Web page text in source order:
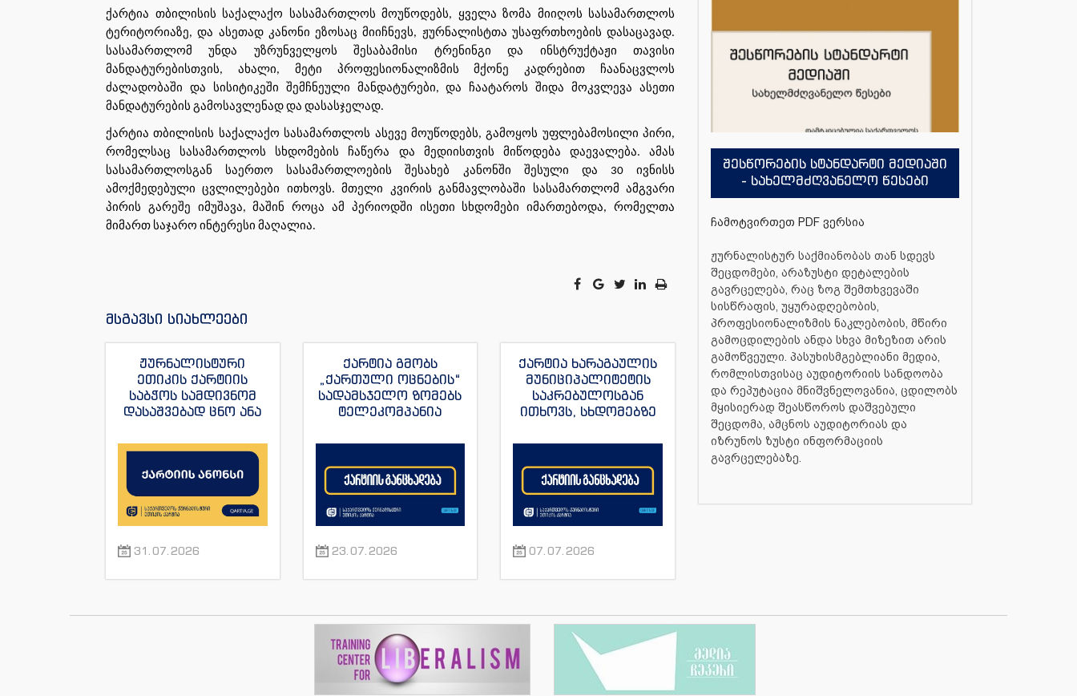
ქარტია თბილისის საქალაქო სასამართლოს მოუწოდებს, ყველა ზომა მიიღოს სასამართლოს
ტერიტორიაზე, და ასეთად კანონი ეზოსაც მიიჩნევს, ჟურნალისტთა უსაფრთხოების დასაცავად.
სასამართლომ უნდა უზრუნველყოს შესაბამისი ტრენინგი და ინსტრუქტაჟი თავისი
მანდატურებისთვის, ახალი, მეტი პროფესიონალიზმის მქონე კადრებით ჩაანაცვლოს
ძალადობაში და სისიტიკეში შემჩნეული მანდატურები, და ჩაატაროს შიდა მოკვლევა ასეთი
მანდატურების გამოსავლენად და დასასჯელად.
ქარტია თბილისის საქალაქო სასამართლოს ასევე მოუწოდებს, გამოყოს უფლებამოსილი პირი,
რომელსაც სასამართლოს სხდომების ჩაწერა და მედიისთვის მიწოდება დაევალება. ამას
სასამართლოსგან საერთო სასამართლოების შესახებ კანონში შესული და 30 ივნისს
ამოქმედებული ცვლილებები ითხოვს. მთელი კვირის განმავლობაში სასამართლომ ამგვარი
პირის გარეშე იმუშავა, მაშინ როცა ამ პერიოდში ისეთი სხდომები იმართებოდა, რომელთა
მიმართ საჯარო ინტერესი მაღალია.
მსგავსი სიახლეები
ჟურნალისტური
ეთიკის ქარტიის
საბჭოს სამდივნომ
დასაშვებად ცნო ანა
განცხადება “ტვ
ჟურნალისტის მაკა
ანდრონიკაშვილის
წინააღმდეგ.
31.07.2026
ქარტია გმობს
„ქართული ოცნების“
სადამსჯელო ზომებს
ტელეკომპანია
სანაიას და მისი სხვა
მიმართ
23.07.2026
ქარტია ხარაგაულის
მუნიციპალიტეტის
საკრებულოსგან
ითხოვს, სხდომებზე
ჟურნალისტებს
პირობები შეუქმნას
07.07.2026
შესწორების სტანდარტი მედიაში
- სახელმძღვანელო წესები
ჩამოტვირთეთ PDF ვერსია
ჟურნალისტურ საქმიანობას თან სდევს
შეცდომები, არაზუსტი დეტალების
გავრცელება, რაც ზოგ შემთხვევაში
სისწრაფის, უყურადღებობის,
პროფესიონალიზმის ნაკლებობის, მწირი
გამოცდილების ანდა სხვა მიზეზით არის
გამოწვეული. პასუხისმგებლიანი მედია,
რომლისთვისაც აუდიტორიის სანდოობა
და რეპუტაცია მნიშვნელოვანია, ცდილობს
მყისიერად შეასწოროს დაშვებული
შეცდომა, ამცნოს აუდიტორიას და
იზრუნოს ზუსტი ინფორმაციის
გავრცელებაზე.